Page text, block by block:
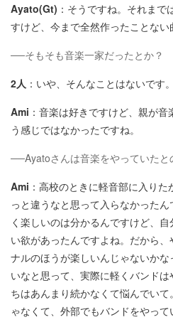
Ayato(Gt) ：そうですね。それま
すけど、今まで全然作ったことない
──そもそも音楽一家だったとか？
2人 ：いや、そんなことはないです。
Ami ：音楽は好きですけど、親が
う感じではなかったですね。
──Ayatoさんは音楽をやっていたと
Ami ：高校のときに軽音部に入り
っと違うなと思って入らなかった
く楽しいのは分かるんですけど、
い欲があったんですよね。だから
ナルのほうが楽しいんじゃないか
いなと思って、実際に軽くバンド
ちはあんまり続かなくて悩んでい
ゃなくて、外部でもバンドをやって